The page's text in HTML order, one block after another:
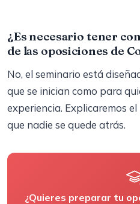
¿Es necesario tener
de las oposiciones de
No, el seminario está
que se inician como para
experiencia. Explicaremos
que nadie se quede atrás.
¿Quieres preparar tu